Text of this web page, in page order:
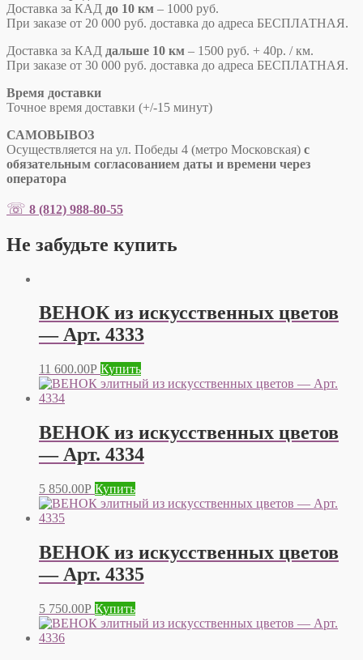
Доставка за КАД до 10 км – 1000 руб.
При заказе от 20 000 руб. доставка до адреса БЕСПЛАТНАЯ.
Доставка за КАД дальше 10 км – 1500 руб. + 40р. / км.
При заказе от 30 000 руб. доставка до адреса БЕСПЛАТНАЯ.
Время доставки
Точное время доставки (+/-15 минут)
САМОВЫВОЗ
Осуществляется на ул. Победы 4 (метро Московская) с
обязательным согласованием даты и времени через
оператора
☏ 8 (812) 988-80-55
Не забудьте купить
ВЕНОК из искусственных цветов
— Арт. 4333
11 600.00Р Купить
ВЕНОК из искусственных цветов
— Арт. 4334
5 850.00Р Купить
ВЕНОК из искусственных цветов
— Арт. 4335
5 750.00Р Купить